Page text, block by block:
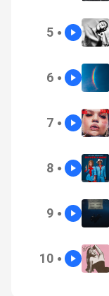
5 ●
6 ●
7 ●
8 ●
9 ●
10 ●